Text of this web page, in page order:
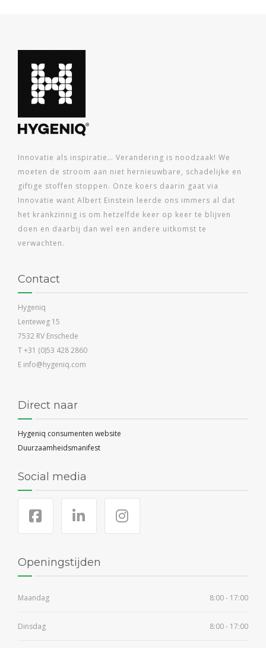
Innovatie als inspiratie… Verandering is noodzaak! We
moeten de stroom aan niet hernieuwbare, schadelijke en
giftige stoffen stoppen. Onze koers daarin gaat via
Innovatie want Albert Einstein leerde ons immers al dat
het krankzinnig is om hetzelfde keer op keer te blijven
doen en daarbij dan wel een andere uitkomst te
verwachten.
Contact
Hygeniq
Lenteweg 15
7532 RV Enschede
T +31 (0)53 428 2860
E info@hygeniq.com
Direct naar
Hygeniq consumenten website
Duurzaamheidsmanifest
Social media
Openingstijden
Maandag 8:00 - 17:00
Dinsdag 8:00 - 17:00